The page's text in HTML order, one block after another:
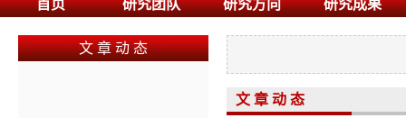
首页 研究团队 研究方向 研究成果
文 章 动 态
文 章 动 态